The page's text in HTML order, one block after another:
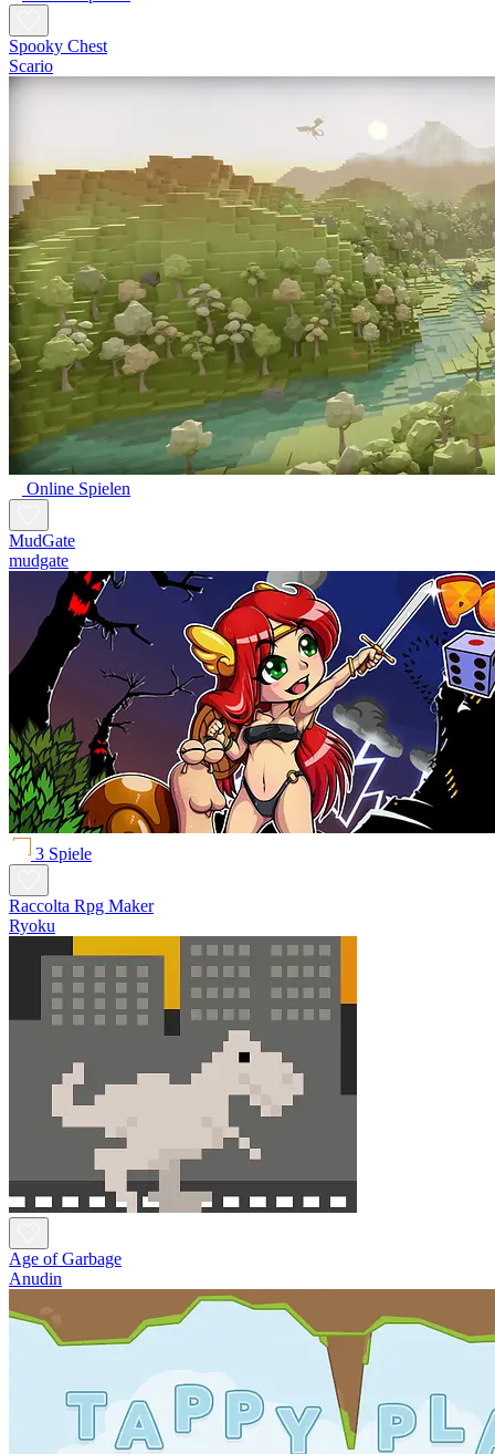
Spooky Chest
Scario
Online Spielen
MudGate
mudgate
3 Spiele
Raccolta Rpg Maker
Ryoku
Age of Garbage
Anudin